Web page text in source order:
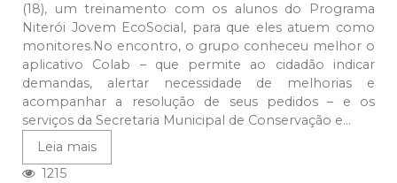
(18), um treinamento com os alunos do Programa
Niterói Jovem EcoSocial, para que eles atuem como
monitores.No encontro, o grupo conheceu melhor o
aplicativo Colab – que permite ao cidadão indicar
demandas, alertar necessidade de melhorias e
acompanhar a resolução de seus pedidos – e os
serviços da Secretaria Municipal de Conservação e...
Leia mais
1215